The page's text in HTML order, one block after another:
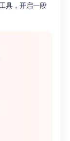
具，开启一段